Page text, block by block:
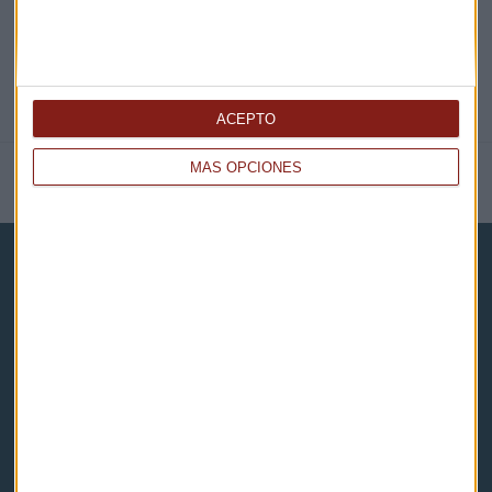
MÁS OPCIONES
ACEPTO
NOTICIAS RELACIONADAS